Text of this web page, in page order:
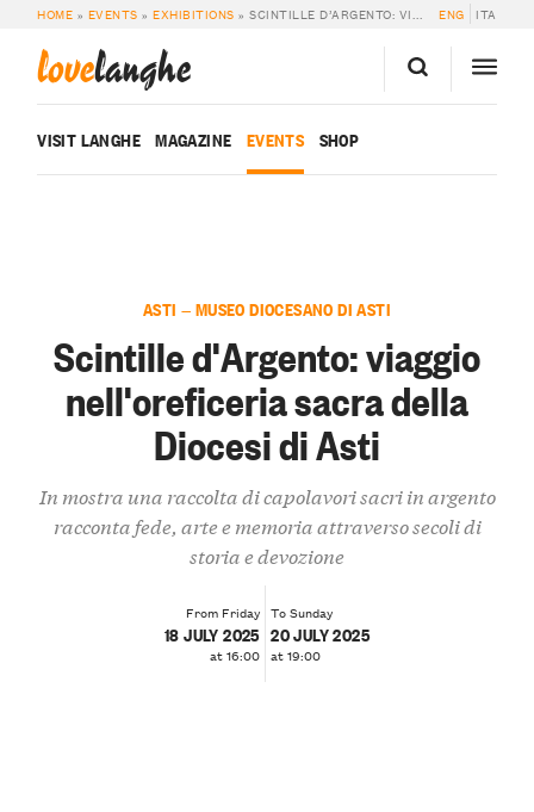
HOME » EVENTS »EXHIBITIONS »SCINTILLE D’ARGENTO: VIAGGIO NELL’OREFICERIA SACRA DELLA DIOCESI DI ASTI ENG ITA
lovelanghe
VISIT LANGHE MAGAZINE EVENTS SHOP
ASTI — MUSEO DIOCESANO DI ASTI
Scintille d'Argento: viaggio
nell'oreficeria sacra della
Diocesi di Asti
In mostra una raccolta di capolavori sacri in argento
racconta fede, arte e memoria attraverso secoli di
storia e devozione
From Friday
18 JULY 2025
at 16:00
To Sunday
20 JULY 2025
at 19:00